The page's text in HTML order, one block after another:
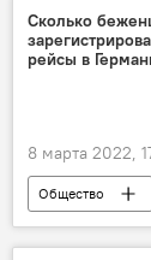
Сколько
рейсы в
8 марта 2022,
Общество